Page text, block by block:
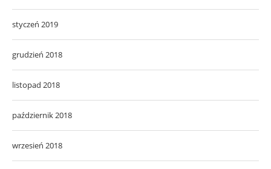
styczeń 2019
grudzień 2018
listopad 2018
październik 2018
wrzesień 2018